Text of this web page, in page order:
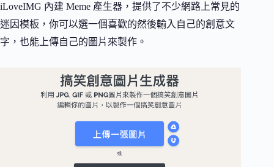
iLoveIMG 內建 Meme 產生器，提供了不少網路上常見的
迷因模板，你可以選一個喜歡的然後輸入自己的創意文
字，也能上傳自己的圖片來製作。